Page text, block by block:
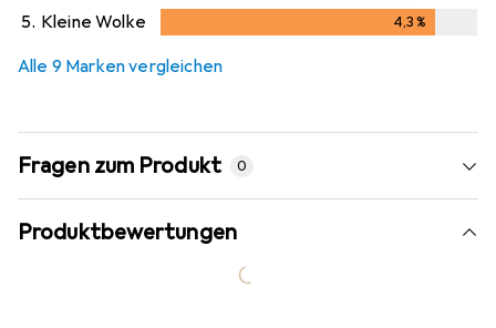
5. Kleine Wolke 4,3%
Alle 9 Marken vergleichen
Fragen zum Produkt 0
Produktbewertungen